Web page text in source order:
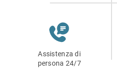
Assistenza di
persona 24/7